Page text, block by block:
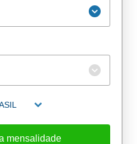
mensalidade